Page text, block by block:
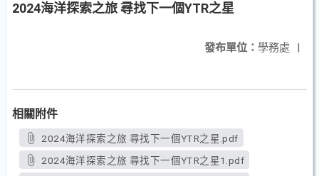
2024海洋探索之旅 尋找下一個YTR之星
發布單位： 學務處 |
相關附件
2024海洋探索之旅 尋找下一個YTR之星.pdf
2024海洋探索之旅 尋找下一個YTR之星1.pdf